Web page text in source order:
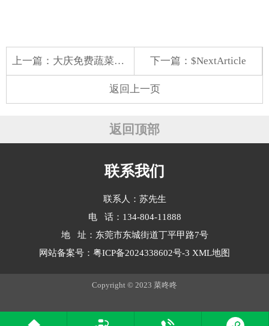
上一篇： 大庆免费蔬菜配送公司 下一篇：$NextArticle
返回上一页
返回顶部
联系我们
联系人：苏先生
电 话：134-804-11888
地 址：东莞市东城街道丁平甲路7号
网站备案号： 粤ICP备2024338602号-3 XML地图
Copyright © 2023 菜咚咚